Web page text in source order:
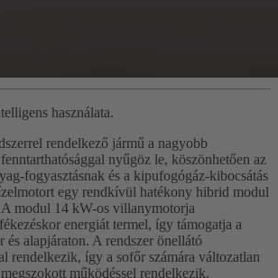
használata.
rendelkező jármű a nagyobb
fenntarthatósággal nyűgöz le, köszönhetően az
fogyasztásnak és a kipufogógáz-kibocsátás
egy rendkívül hatékony hibrid modul
A modul 14 kW-os villanymotorja
energiát termel, így támogatja a
alapjáraton. A rendszer önellátó
rendelkezik, így a sofőr számára változatlan
működéssel rendelkezik.